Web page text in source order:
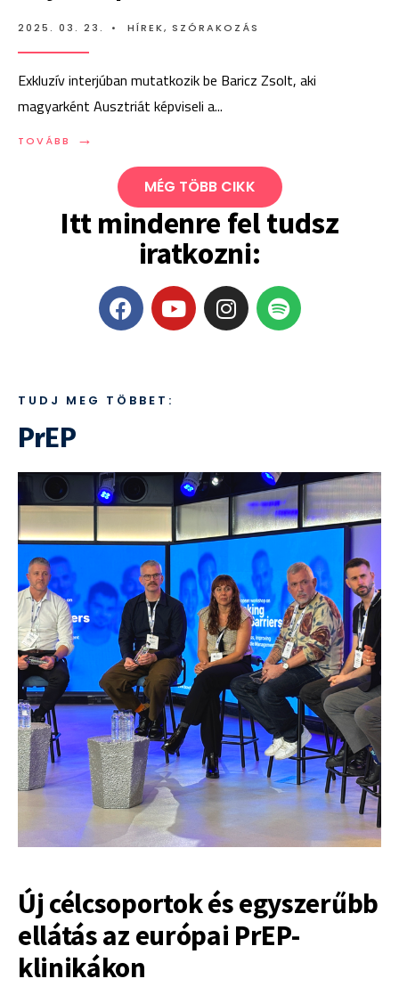
2025. 03. 23. • HÍREK, SZÓRAKOZÁS
Exkluzív interjúban mutatkozik be Baricz Zsolt, aki
magyarként Ausztriát képviseli a...
TOVÁBB →
MÉG TÖBB CIKK
Itt mindenre fel tudsz
iratkozni:
TUDJ MEG TÖBBET:
PrEP
Új célcsoportok és egyszerűbb
ellátás az európai PrEP-
klinikákon